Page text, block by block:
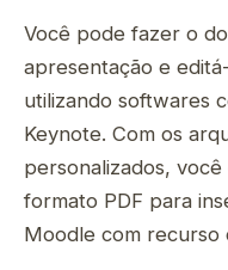
Você pode fazer o
apresentação e
utilizando softwares
Keynote. Com os
personalizados,
formato PDF para
Moodle com recurso